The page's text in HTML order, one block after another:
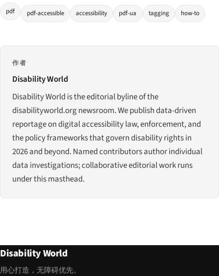
pdf pdf-accessible accessibility pdf-ua tagging how-to
作者
Disability World
Disability World is the editorial byline of the
disabilityworld.org newsroom. We publish data-driven
reportage on digital accessibility law, enforcement, and
the policy frameworks that govern disability rights in
2026 and beyond. Named contributors author individual
data investigations; collaborative editorial work runs
under this masthead.
Disability World
用心打造，无障碍优先。